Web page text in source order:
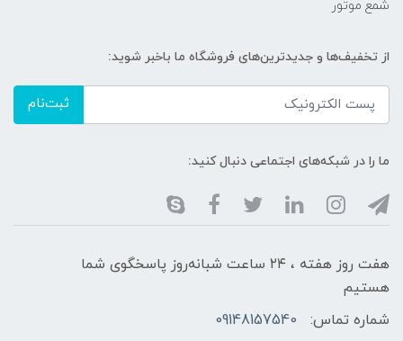
شمع موتور
از تخفیف‌ها و جدیدترین‌های فروشگاه ما باخبر شوید:
ثبت‌نام
ما را در شبکه‌های اجتماعی دنبال کنید:
هفت روز هفته ، ۲۴ ساعت شبانه‌روز پاسخگوی شما
هستیم
شماره تماس:
09148157540